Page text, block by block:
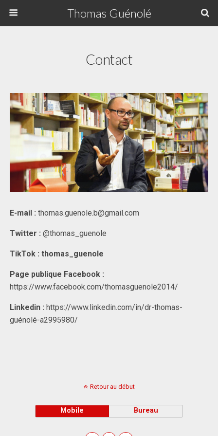
Thomas Guénolé
Contact
E-mail : thomas.guenole.b@gmail.com
Twitter : @thomas_guenole
TikTok : thomas_guenole
Page publique Facebook :
https://www.facebook.com/thomasguenole2014/
Linkedin : https://www.linkedin.com/in/dr-thomas-
guénolé-a2995980/
Retour au début
Mobile Bureau